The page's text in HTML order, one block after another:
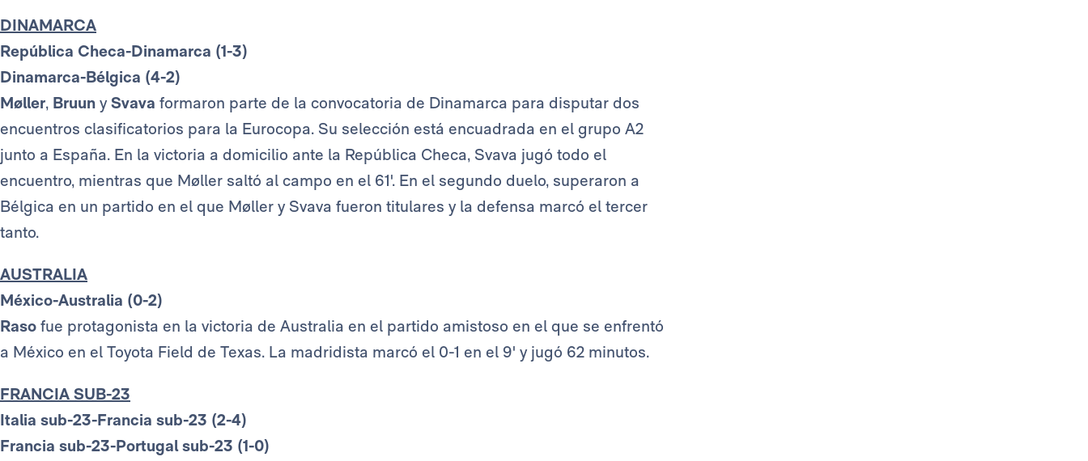
DINAMARCA
República Checa-Dinamarca (1-3)
Dinamarca-Bélgica (4-2)
Møller, Bruun y Svava formaron parte de la convocatoria de Dinamarca para disputar dos
encuentros clasificatorios para la Eurocopa. Su selección está encuadrada en el grupo A2
junto a España. En la victoria a domicilio ante la República Checa, Svava jugó todo el
encuentro, mientras que Møller saltó al campo en el 61'. En el segundo duelo, superaron a
Bélgica en un partido en el que Møller y Svava fueron titulares y la defensa marcó el tercer
tanto.
AUSTRALIA
México-Australia (0-2)
Raso fue protagonista en la victoria de Australia en el partido amistoso en el que se enfrentó
a México en el Toyota Field de Texas. La madridista marcó el 0-1 en el 9' y jugó 62 minutos.
FRANCIA SUB-23
Italia sub-23-Francia sub-23 (2-4)
Francia sub-23-Portugal sub-23 (1-0)